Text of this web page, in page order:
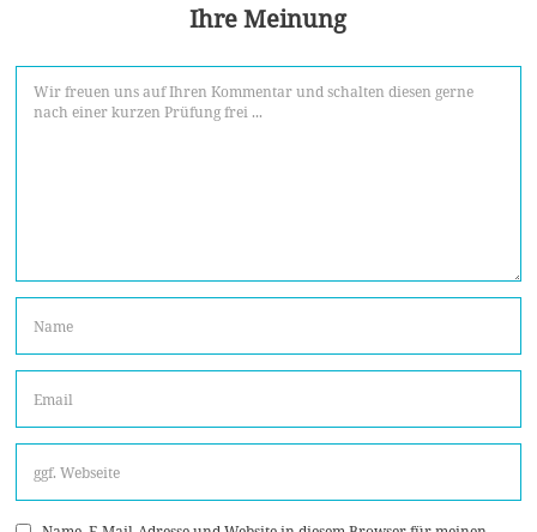
Ihre Meinung